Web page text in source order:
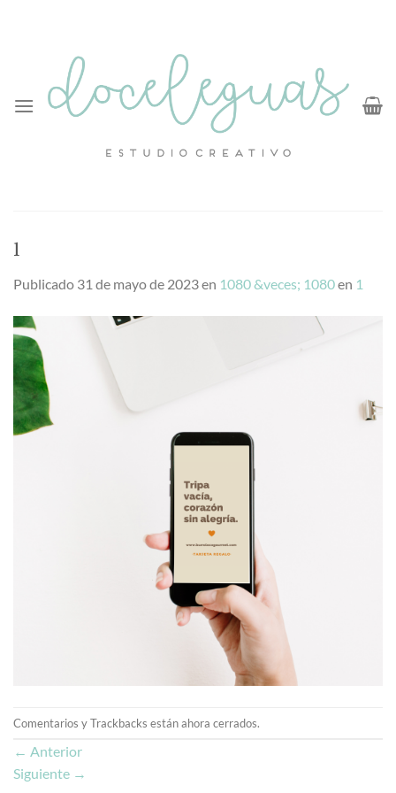
1
Publicado 31 de mayo de 2023en 1080 &veces; 1080en 1
Comentarios y Trackbacks están ahora cerrados.
← Anterior
Siguiente →